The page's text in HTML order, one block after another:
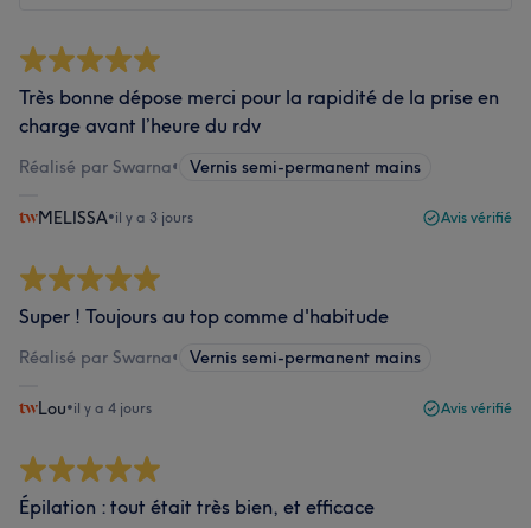
Très bonne dépose merci pour la rapidité de la prise en
charge avant l’heure du rdv
Réalisé par Swarna• Vernis semi-permanent mains
MELISSA•il y a 3 jours Avis vérifié
Super ! Toujours au top comme d'habitude
Réalisé par Swarna• Vernis semi-permanent mains
Lou•il y a 4 jours Avis vérifié
Épilation : tout était très bien, et efficace